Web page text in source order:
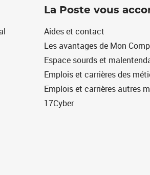
La Poste vous
Aides et contact
Les avantages de Mon
Espace sourds et
Emplois et carrières des
Emplois et carrières autres
17Cyber